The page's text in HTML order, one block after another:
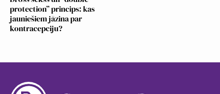
protection” princips: kas
jauniešiem jāzina par
kontracepciju?